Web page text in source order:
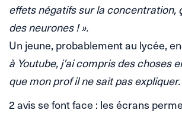
effets négatifs sur la concentration,
des neurones ! ».
Un jeune, probablement au lycée,
à Youtube, j’ai compris des choses
que mon prof il ne sait pas expliquer.
2 avis se font face : les écrans